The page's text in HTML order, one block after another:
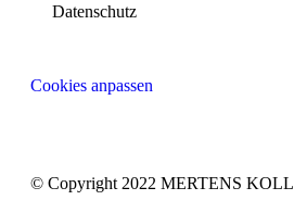
Datenschutz
Cookies anpassen
© Copyright 2022 MERTENS KOLL